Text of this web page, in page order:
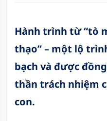
Hành trình từ “tò
thạo” – một lộ
bạch và được
thần trách nhiệm
con.